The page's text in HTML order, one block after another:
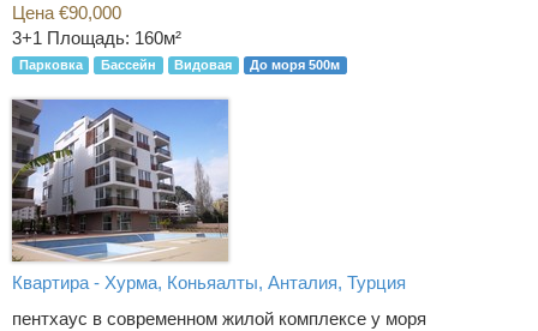
Цена €90,000
3+1 Площадь: 160м²
Парковка Бассейн Видовая До моря 500м
Квартира - Хурма, Коньяалты, Анталия, Турция
пентхаус в современном жилой комплексе у моря